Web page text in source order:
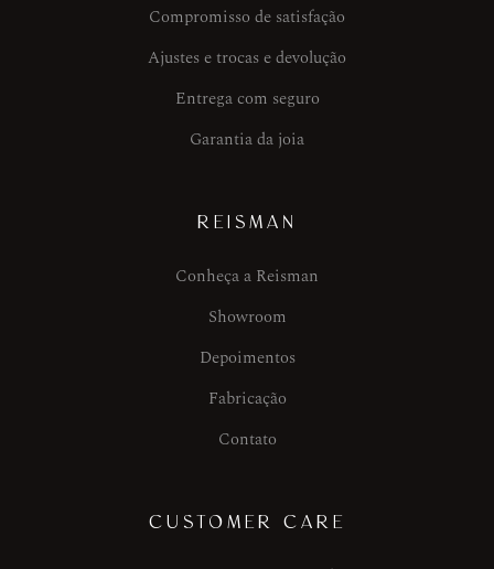
Compromisso de satisfação
Ajustes e trocas e devolução
Entrega com seguro
Garantia da joia
REISMAN
Conheça a Reisman
Showroom
Depoimentos
Fabricação
Contato
CUSTOMER CARE